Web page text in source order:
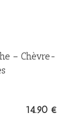
– Chèvre-
14.90 €